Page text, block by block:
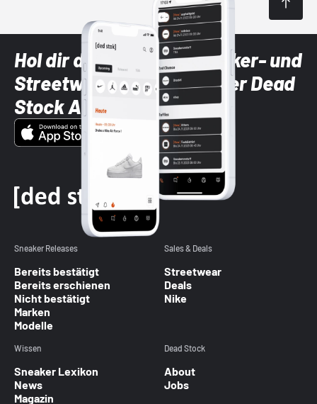
Hol dir die neuesten Sneaker- und
Streetwear-Brands mit der Dead
Stock App
Sneaker Releases
Bereits bestätigt
Bereits erschienen
Nicht bestätigt
Marken
Modelle
Sales & Deals
Streetwear
Deals
Nike
Wissen
Sneaker Lexikon
News
Magazin
Dead Stock
About
Jobs